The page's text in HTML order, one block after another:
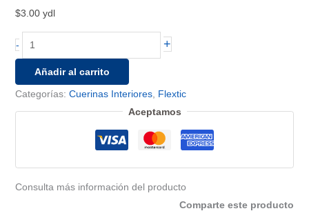
$3.00 ydl
-
Cuerina
Flextic
V558YK
0.7mm
cantidad
+
Añadir al carrito
Categorías: Cuerinas Interiores, Flextic
Aceptamos
Consulta más información del producto
Comparte este producto